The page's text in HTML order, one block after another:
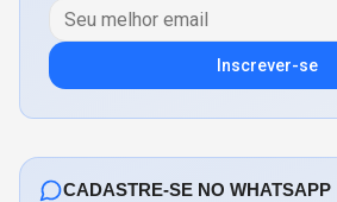
Inscrever-se
CADASTRE-SE NO WHATSAPP